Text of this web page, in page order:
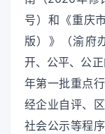
号）和《重庆
版）》（渝府
开、公平、公
年第一批重点
经企业自评、
社会公示等程